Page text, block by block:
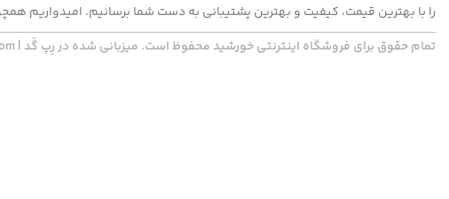
را با بهترین قیمت، کیفیت و بهترین پشتیبانی به دست شما برسانیم. امیدواریم
تمام حقوق برای فروشگاه اینترنتی خورشید محفوظ است. میزبانی شده در رِپ گَد | RepGad.com